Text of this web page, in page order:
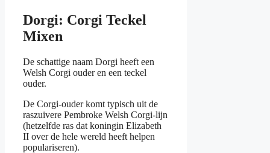
Dorgi: Corgi Teckel
Mixen
De schattige naam Dorgi heeft een
Welsh Corgi ouder en een teckel
ouder.
De Corgi-ouder komt typisch uit de
raszuivere Pembroke Welsh Corgi-lijn
(hetzelfde ras dat koningin Elizabeth
II over de hele wereld heeft helpen
populariseren).